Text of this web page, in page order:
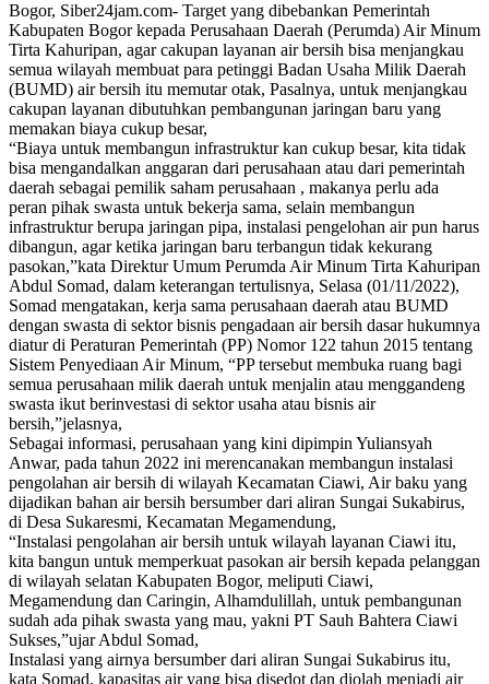
Bogor, Siber24jam.com- Target yang dibebankan Pemerintah
Kabupaten Bogor kepada Perusahaan Daerah (Perumda) Air Minum
Tirta Kahuripan, agar cakupan layanan air bersih bisa menjangkau
semua wilayah membuat para petinggi Badan Usaha Milik Daerah
(BUMD) air bersih itu memutar otak, Pasalnya, untuk menjangkau
cakupan layanan dibutuhkan pembangunan jaringan baru yang
memakan biaya cukup besar,
“Biaya untuk membangun infrastruktur kan cukup besar, kita tidak
bisa mengandalkan anggaran dari perusahaan atau dari pemerintah
daerah sebagai pemilik saham perusahaan , makanya perlu ada
peran pihak swasta untuk bekerja sama, selain membangun
infrastruktur berupa jaringan pipa, instalasi pengelohan air pun harus
dibangun, agar ketika jaringan baru terbangun tidak kekurang
pasokan,”kata Direktur Umum Perumda Air Minum Tirta Kahuripan
Abdul Somad, dalam keterangan tertulisnya, Selasa (01/11/2022),
Somad mengatakan, kerja sama perusahaan daerah atau BUMD
dengan swasta di sektor bisnis pengadaan air bersih dasar hukumnya
diatur di Peraturan Pemerintah (PP) Nomor 122 tahun 2015 tentang
Sistem Penyediaan Air Minum, “PP tersebut membuka ruang bagi
semua perusahaan milik daerah untuk menjalin atau menggandeng
swasta ikut berinvestasi di sektor usaha atau bisnis air
bersih,”jelasnya,
Sebagai informasi, perusahaan yang kini dipimpin Yuliansyah
Anwar, pada tahun 2022 ini merencanakan membangun instalasi
pengolahan air bersih di wilayah Kecamatan Ciawi, Air baku yang
dijadikan bahan air bersih bersumber dari aliran Sungai Sukabirus,
di Desa Sukaresmi, Kecamatan Megamendung,
“Instalasi pengolahan air bersih untuk wilayah layanan Ciawi itu,
kita bangun untuk memperkuat pasokan air bersih kepada pelanggan
di wilayah selatan Kabupaten Bogor, meliputi Ciawi,
Megamendung dan Caringin, Alhamdulillah, untuk pembangunan
sudah ada pihak swasta yang mau, yakni PT Sauh Bahtera Ciawi
Sukses,”ujar Abdul Somad,
Instalasi yang airnya bersumber dari aliran Sungai Sukabirus itu,
kata Somad, kapasitas air yang bisa disedot dan diolah menjadi air